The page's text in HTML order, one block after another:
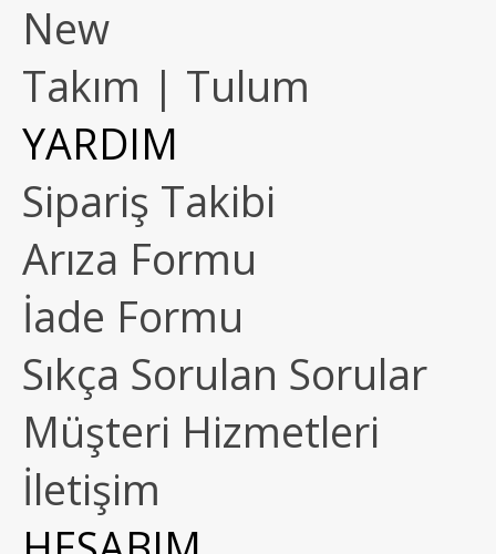
New
Takım | Tulum
YARDIM
Sipariş Takibi
Arıza Formu
İade Formu
Sıkça Sorulan Sorular
Müşteri Hizmetleri
İletişim